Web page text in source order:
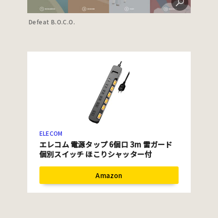
Defeat B.O.C.O.
ELECOM
エレコム 電源タップ 6個口 3m 雷ガード
個別スイッチ ほこりシャッター付
Amazon